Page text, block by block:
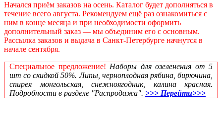
Начался приём заказов на осень. Каталог будет дополняться в
течение всего августа. Рекомендуем ещё раз ознакомиться с
ним в конце месяца и при необходимости оформить
дополнительный заказ — мы объединим его с основным.
Рассылка заказов и выдача в Санкт‑Петербурге начнутся в
начале сентября.
Специальное предложение! Наборы для озеленения от 5
шт со скидкой 50%. Липы, черноплодная рябина, бирючина,
спирея монгольская, снежноягодник, калина красная.
Подробности в разделе "Распродажа". >>> Перейти>>>